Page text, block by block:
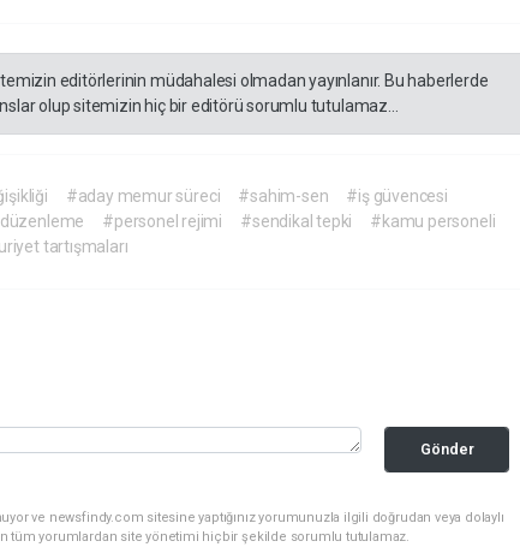
editörlerinin müdahalesi olmadan yayınlanır. Bu haberlerde
olup sitemizin hiç bir editörü sorumlu tutulamaz...
#aday memur süreci #sahim-sen
#iş güvencesi
#personel rejimi #sendikal tepki
#kamu personeli
tartışmaları
Gönder
ve newsfindy.com sitesine yaptığınız yorumunuzla ilgili doğrudan veya dolaylı
tüm yorumlardan site yönetimi hiçbir şekilde sorumlu tutulamaz.